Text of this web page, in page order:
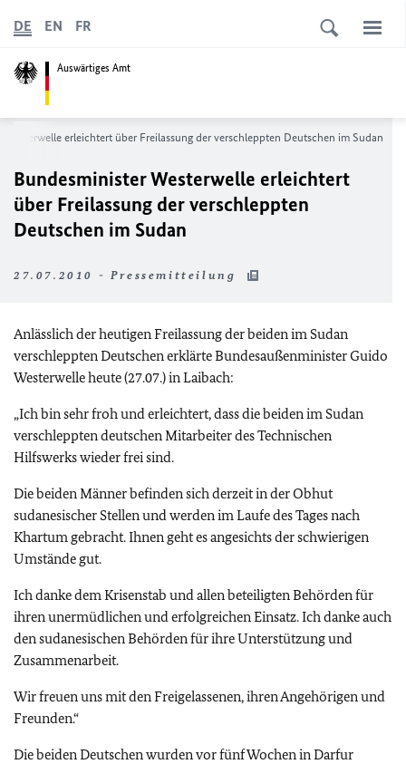
Auswärtiges Amt
DE EN FR
erleichtert über Freilassung der verschleppten Deutschen im Sudan
Bundesminister Westerwelle erleichtert
über Freilassung der verschleppten
Deutschen im Sudan
27.07.2010 - Pressemitteilung
Anlässlich der heutigen Freilassung der beiden im Sudan
verschleppten Deutschen erklärte Bundesaußenminister Guido
Westerwelle heute (27.07.) in Laibach:
„Ich bin sehr froh und erleichtert, dass die beiden im Sudan
verschleppten deutschen Mitarbeiter des Technischen
Hilfswerks wieder frei sind.
Die beiden Männer befinden sich derzeit in der Obhut
sudanesischer Stellen und werden im Laufe des Tages nach
Khartum gebracht. Ihnen geht es angesichts der schwierigen
Umstände gut.
Ich danke dem Krisenstab und allen beteiligten Behörden für
ihren unermüdlichen und erfolgreichen Einsatz. Ich danke auch
den sudanesischen Behörden für ihre Unterstützung und
Zusammenarbeit.
Wir freuen uns mit den Freigelassenen, ihren Angehörigen und
Freunden.“
Die beiden Deutschen wurden vor fünf Wochen in Darfur